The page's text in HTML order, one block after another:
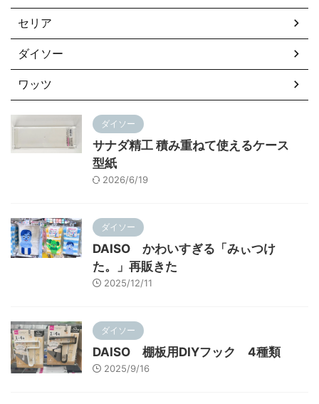
セリア
ダイソー
ワッツ
ダイソー
サナダ精工 積み重ねて使えるケース
型紙
2026/6/19
ダイソー
DAISO かわいすぎる「みぃつけ
た。」再販きた
2025/12/11
ダイソー
DAISO 棚板用DIYフック 4種類
2025/9/16